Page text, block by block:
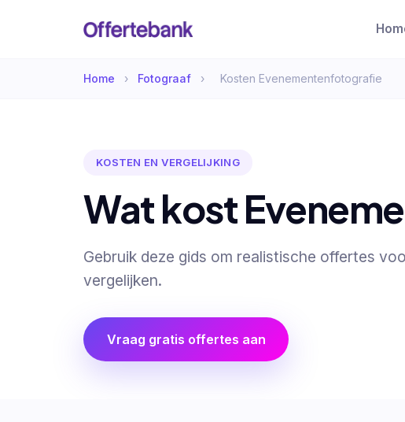
Home › Fotograaf › Kosten Evenementenfotografie
KOSTEN EN VERGELIJKING
Wat kost
Gebruik deze gids om realistische offertes
vergelijken.
Vraag gratis offertes aan